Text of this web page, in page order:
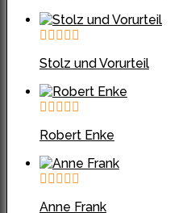
Stolz und Vorurteil
Robert Enke
Anne Frank